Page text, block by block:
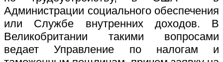
Администрации социального обеспечения
или Службе внутренних доходов. В
Великобритании такими вопросами
ведает Управление по налогам и